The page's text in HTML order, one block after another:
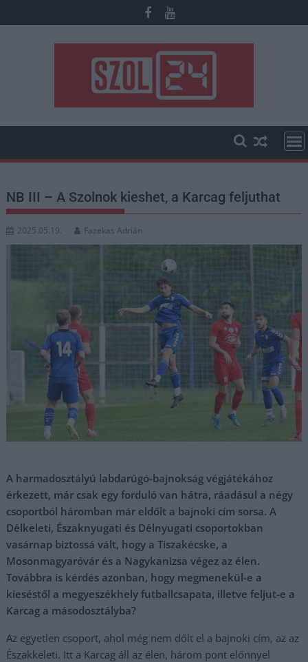
to
NB III – A Szolnok kieshet, a Karcag feljuthat
2025.05.19. Fazekas Adrián
A harmadosztályú labdarúgó-bajnokság végjátékához
érkezett, már csak egy forduló van hátra, ráadásul a négy
csoportból háromban már eldőlt a bajnoki cím sorsa. A
Délkeleti, Északnyugati és Délnyugati csoportokban
vasárnap biztossá vált, hogy a Tiszakécske, a
Mosonmagyaróvár és a Nagykanizsa végez az élen.
Továbbra is kérdés azonban, hogy megmenekül-e a
kieséstől a megyeszékhely futballcsapata, illetve feljut-e a
Karcag a másodosztályba?
Az egyetlen csoport, ahol még nem dőlt el a bajnoki cím, az az
Északkeleti. Itt a Karcag áll az élen, három pont előnnyel